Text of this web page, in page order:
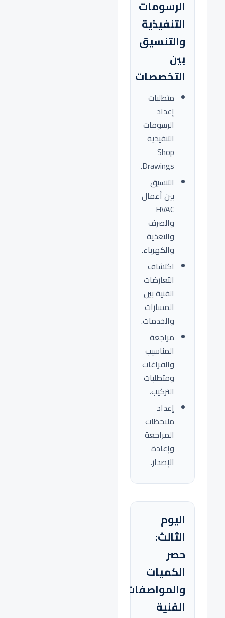
الرسومات
التنفيذية
والتنسيق
بين
التخصصات
متطلبات
إعداد
الرسومات
التنفيذية
Shop
Drawings.
التنسيق
بين أعمال
HVAC
والصرف
والتغذية
والكهرباء.
اكتشاف
التعارضات
الفنية بين
المسارات
والخدمات.
مراجعة
المناسيب
والفراغات
ومتطلبات
التركيب.
إعداد
ملاحظات
المراجعة
وإعادة
الإصدار.
اليوم
الثالث:
حصر
الكميات
والمواصفات
الفنية